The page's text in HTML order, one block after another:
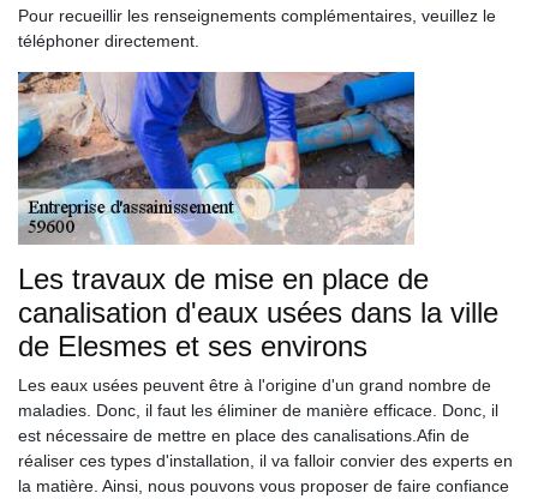
Pour recueillir les renseignements complémentaires, veuillez le
téléphoner directement.
Les travaux de mise en place de
canalisation d'eaux usées dans la ville
de Elesmes et ses environs
Les eaux usées peuvent être à l'origine d'un grand nombre de
maladies. Donc, il faut les éliminer de manière efficace. Donc, il
est nécessaire de mettre en place des canalisations.Afin de
réaliser ces types d'installation, il va falloir convier des experts en
la matière. Ainsi, nous pouvons vous proposer de faire confiance